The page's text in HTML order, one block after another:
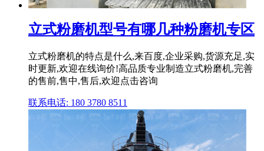
立式粉磨机型号有哪几种粉磨机专区
立式粉磨机的特点是什么,来百度,企业采购,货源充足,实
时更新,欢迎在线询价!高品质专业制造立式粉磨机,完善
的售前,售中,售后,欢迎点击咨询
联系电话: 180 3780 8511